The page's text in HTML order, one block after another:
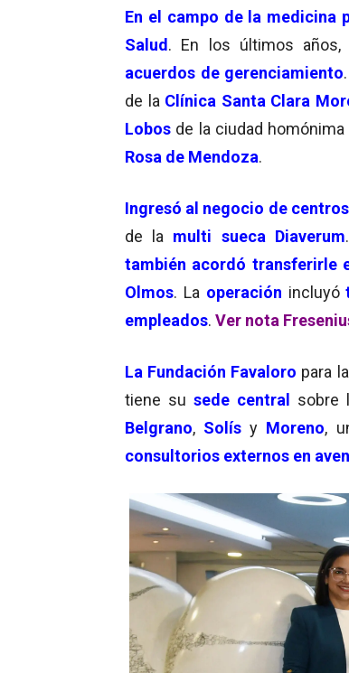
En el campo de la medicina
Salud. En los últimos años,
acuerdos de gerenciamiento
de la Clínica Santa Clara
Lobos de la ciudad homónima
Rosa de Mendoza.
Ingresó al negocio de
de la multi sueca Diaverum
también acordó transferirle
Olmos. La operación incluyó
empleados. Ver nota
La Fundación Favaloro para
tiene susede central sobre
Belgrano, Solísy Moreno,
consultorios externos en